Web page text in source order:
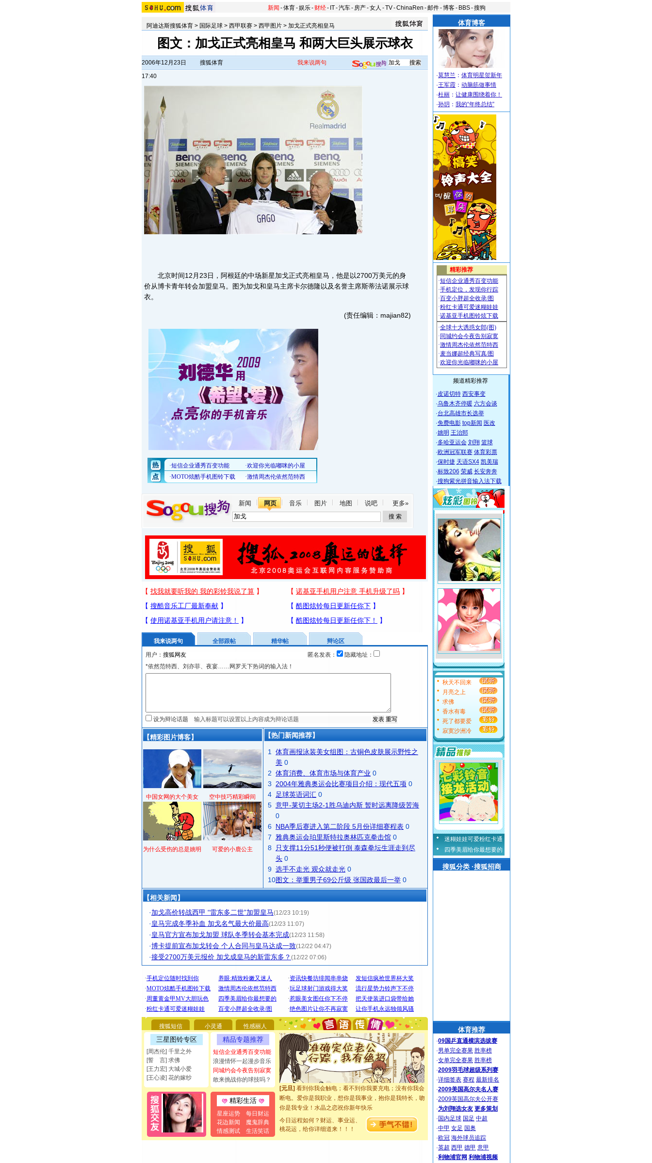
新闻 -体育-娱乐- 财经- IT-汽车- 房产-女人 -TV-ChinaRen -邮件-博客- BBS-搜狗
阿迪达斯搜狐体育 > 国际足球 > 西甲联赛 > 西甲图片 > 加戈正式亮相皇马
图文：加戈正式亮相皇马 和两大巨头展示球衣
2006年12月23日
17:40
搜狐体育 我来说两句
北京时间12月23日，阿根廷的中场新星加戈正式亮相皇马，他是以2700万美元的身
价从博卡青年转会加盟皇马。图为加戈和皇马主席卡尔德隆以及名誉主席斯蒂法诺展示球
衣。
(责任编辑：majian82)
新闻 网页 音乐 图片 地图 说吧 更多»
我来说两句 全部跟帖 精华帖
辩论区
用户：
匿名发表：
隐藏地址：
*依然范特西、刘亦菲、夜宴……网罗天下热词的输入法！
设为辩论话题
【精彩图片博客】
中国女网的大个美女 空中技巧精彩瞬间
为什么受伤的总是姚明 可爱的小鹿公主
【热门新闻推荐】
1
体育画报泳装美女组图：古铜色皮肤展示野性之
美 0
2 体育消费、体育市场与体育产业 0
3
2004年雅典奥运会比赛项目介绍：现代五项 0
4
足球英语词汇 0
5 意甲-莱切主场2-1胜乌迪内斯 暂时远离降级苦海
0
6 NBA季后赛进入第二阶段 5月份详细赛程表 0
7
雅典奥运会珀里斯特拉奥林匹克拳击馆 0
8
只支撑11分51秒便被打倒 泰森拳坛生涯走到尽
头 0
9 选手不走光 观众就走光 0
10图文：举重男子69公斤级 张国政最后一举 0
【相关新闻】
·加戈高价转战西甲 “雷东多二世”加盟皇马(12/23 10:19)
·皇马完成冬季补血 加戈名气最大价最高(12/23 11:07)
·皇马官方宣布加戈加盟 球队冬季转会基本完成(12/23 11:58)
·博卡提前宣布加戈转会 个人合同与皇马达成一致(12/22 04:47)
·接受2700万美元报价 加戈成皇马的新雷东多？ (12/22 07:06)
搜狐短信 小灵通 性感丽人
三星图铃专区
[周杰伦] 千里之外
[誓 言] 求佛
[王力宏] 大城小爱
[王心凌] 花的嫁纱
精品专题推荐
短信企业通秀百变功能
浪漫情怀一起漫步音乐
同城约会今夜告别寂寞
敢来挑战你的球技吗？
精彩生活
星座运势
每日财运
花边新闻
魔鬼辞典
情感测试
生活笑话
[圣诞节] 圣诞节到了，想想没什么送给你的，又不打算给
要平安！千万要知足！千万不要忘记我！
[圣诞节]不只这样的日子才会想起你,而是这样的日子才
能正大光明地骚扰你,告诉你,圣诞要快乐!新年要快乐!天天
都要快乐噢!
[圣诞节]奉上一颗祝福的心,在这个特别的日子里,愿幸福,
如意,快乐,鲜花,一切美好的祝愿与你同在.圣诞快乐!
[元旦]看到你我会触电；看不到你我要充电；没有你我会
断电。爱你是我职业，想你是我事业，抱你是我特长，吻
你是我专业！水晶之恋祝你新年快乐
[元旦]如果上天让我许三个愿望，一是今生今世和你在一
起；二是再生再世和你在一起；三是三生三世和你不再分
离。水晶之恋祝你新年快乐
[元旦]当我狠下心扭头离去那一刻，你在我身后无助地哭
今日运程如何？财运、事业运、
桃花运，给你详细道来！！！
体育博客
·莫慧兰 ： 体育明星贺新年
·王军霞 ： 动脑筋做事情
·杜丽 ： 让健康围绕着你！
·孙玥 ： 我的“年终总结”
频道精彩推荐
·皮诺切特 西安事变
·乌鲁木齐停暖 六方会谈
·台北高雄市长选举
·免费电影 top新闻 医改
·姚明 王治郅
·多哈亚运会 刘翔 篮球
·欧洲冠军联赛 体育彩票
·保时捷 天语SX4 凯美瑞
·标致206 荣威 长安奔奔
·搜狗紫光拼音输入法下载
秋天不回来
月亮之上
求佛
香水有毒
死了都要爱
寂寞沙洲冷
迷糊娃娃可爱粉红卡通
四季美眉给你最想要的
搜狐分类 ·搜狐招商
体育推荐
·09国乒直通横滨选拔赛
·男单完全赛果 胜率榜
·女单完全赛果 胜率榜
·2009羽毛球超级系列赛
·详细签表 赛程 最新排名
·2009美国高尔夫名人赛
·2009英国高尔夫公开赛
·为刘翔选女友 更多策划
· 国内足球 国足 中超
·中甲 女足 国奥
·欧冠 海外球员追踪
·英超 西甲 德甲 意甲
·利物浦官网 利物浦视频